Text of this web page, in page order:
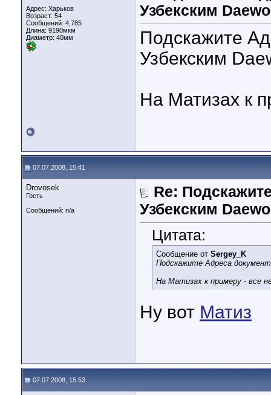
Адрес: Харьков
Возраст: 54
Сообщений: 4,785
Длина: 9190мкм
Диаметр: 40мм
Узбекским
Подскажите
Узбекским
На Матизах к
07.07.2008, 15:41
Drovosek
Гость
Сообщений: n/a
Re:
Узбекским Daewo
Цитата:
Сообщение от Sergey_K
Подскажите Адреса
На Матизах к примеру - все
Ну вот Матиз
07.07.2008, 15:53